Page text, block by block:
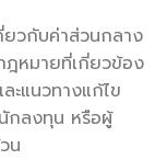
ยวกับค่าส่วนกลาง
หมายที่เกี่ยวข้อง
แนวทางแก้ไข
กลงทุน หรือผู้
น